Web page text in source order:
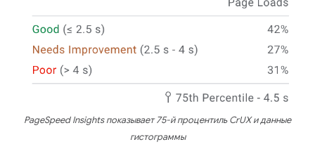
PageSpeed ​​Insights показывает 75-й процентиль CrUX и данные
гистограммы